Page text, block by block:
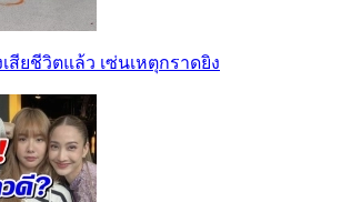
สียชีวิตแล้ว เซ่นเหตุกราดยิง